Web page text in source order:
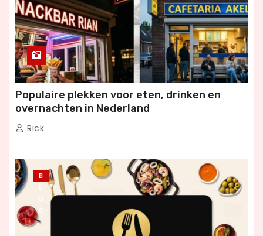
Populaire plekken voor eten, drinken en
overnachten in Nederland
Rick
B
L
O
G